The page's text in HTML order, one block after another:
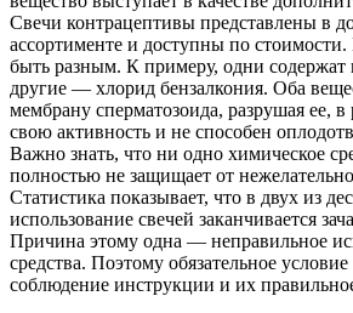
Свечи контрацептивы представлены в
ассортименте и доступны по
быть разным. К примеру, одни содержат
другие — хлорид бензалкония. Оба
мембрану сперматозоида, разрушая ее, в
свою активность и не способен
Важно знать, что ни одно химическое
полностью не защищает от
Статистика показывает, что в двух из
использование свечей заканчивается
Причина этому одна — неправильное
средства. Поэтому обязательное
соблюдение инструкции и их